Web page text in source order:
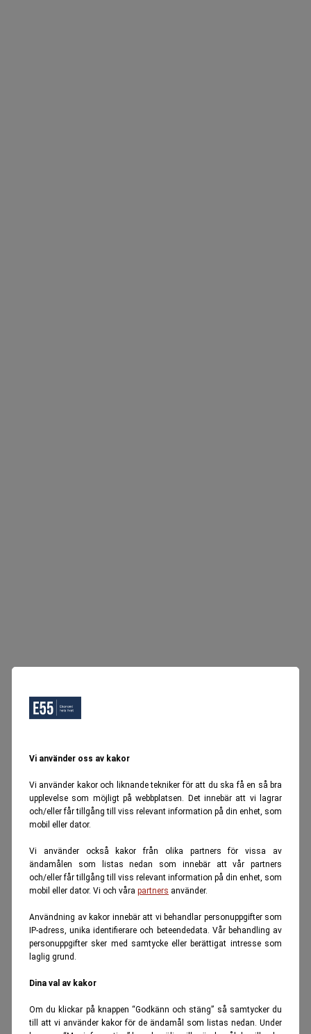
Vi använder oss av kakor
Vi använder kakor och liknande tekniker för att du ska få en så bra
upplevelse som möjligt på webbplatsen. Det innebär att vi lagrar
och/eller får tillgång till viss relevant information på din enhet, som
mobil eller dator.
Vi använder också kakor från olika partners för vissa av
ändamålen som listas nedan som innebär att vår partners
och/eller får tillgång till viss relevant information på din enhet, som
mobil eller dator. Vi och våra partners använder.
Användning av kakor innebär att vi behandlar personuppgifter som
IP-adress, unika identifierare och beteendedata. Vår behandling av
personuppgifter sker med samtycke eller berättigat intresse som
laglig grund.
Dina val av kakor
Om du klickar på knappen “Godkänn och stäng” så samtycker du
till att vi använder kakor för de ändamål som listas nedan. Under